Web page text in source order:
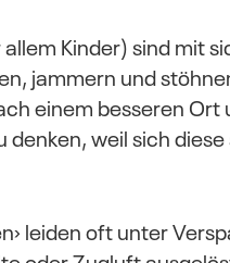
Kinder) sind mit
jammern und
einem besseren Ort
weil sich
leiden oft unter